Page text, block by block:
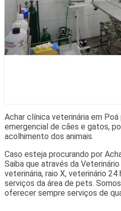
Achar clínica veterinária em
emergencial de cães e gatos,
acolhimento dos animais.
Caso esteja procurando por
Saiba que através da
veterinária, raio X, veterinário
serviços da área de pets.
oferecer sempre serviços de